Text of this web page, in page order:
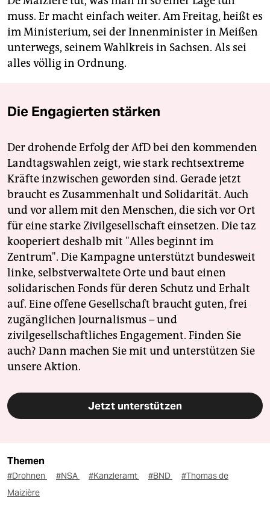
muss. Er macht einfach weiter. Am Freitag, heißt es
im Ministerium, sei der Innenminister in Meißen
unterwegs, seinem Wahlkreis in Sachsen. Als sei
alles völlig in Ordnung.
Die Engagierten stärken
Der drohende Erfolg der AfD bei den kommenden
Landtagswahlen zeigt, wie stark rechtsextreme
Kräfte inzwischen geworden sind. Gerade jetzt
braucht es Zusammenhalt und Solidarität. Auch
und vor allem mit den Menschen, die sich vor Ort
für eine starke Zivilgesellschaft einsetzen. Die taz
kooperiert deshalb mit "Alles beginnt im
Zentrum". Die Kampagne unterstützt bundesweit
linke, selbstverwaltete Orte und baut einen
solidarischen Fonds für deren Schutz und Erhalt
auf. Eine offene Gesellschaft braucht guten, frei
zugänglichen Journalismus – und
zivilgesellschaftliches Engagement. Finden Sie
auch? Dann machen Sie mit und unterstützen Sie
unsere Aktion.
Jetzt unterstützen
Themen
#Drohnen #NSA #Kanzleramt #BND
#Thomas de
Maizière